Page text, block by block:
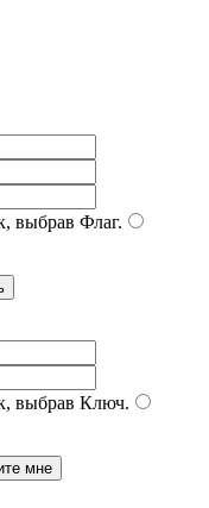
выбрав Флаг.
выбрав Ключ.